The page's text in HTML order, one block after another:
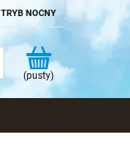
TRYB NOCNY
(pusty)